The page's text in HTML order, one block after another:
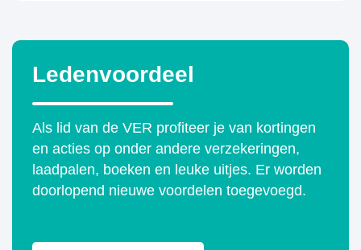
Ledenvoordeel
Als lid van de VER profiteer je van kortingen
en acties op onder andere verzekeringen,
laadpalen, boeken en leuke uitjes. Er worden
doorlopend nieuwe voordelen toegevoegd.